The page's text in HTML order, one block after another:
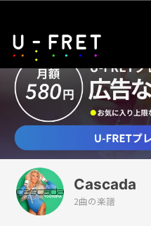
Cascada
2曲の楽譜